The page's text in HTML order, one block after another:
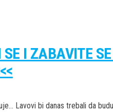
SE I ZABAVITE
Lavovi bi danas trebali da